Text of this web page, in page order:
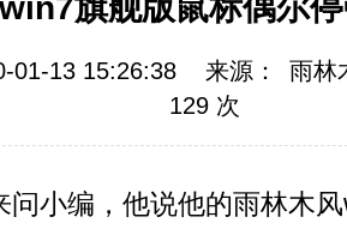
01-13 15:26:38 来源：
雨林
129 次
问小编，他说他的雨林木